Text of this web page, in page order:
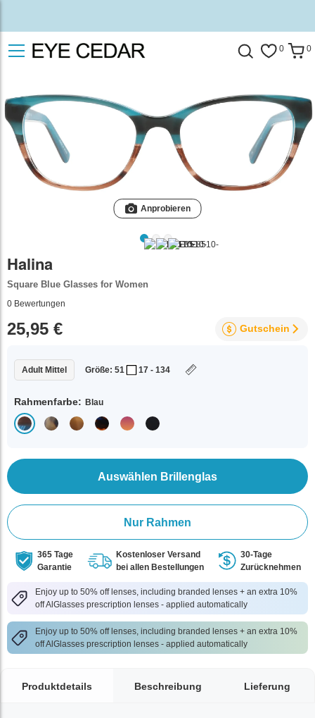
0 0
Anprobieren
Halina
Square Blue Glasses for Women
0 Bewertungen
25,95 € Gutschein
Adult Mittel Größe: 51 17 - 134
Rahmenfarbe: Blau
Auswählen Brillenglas
Nur Rahmen
365 Tage
Garantie
Kostenloser Versand
bei allen Bestellungen
30-Tage
Zurücknehmen
Enjoy up to 50% off lenses, including branded lenses + an extra 10%
off AlGlasses prescription lenses - applied automatically
Enjoy up to 50% off lenses, including branded lenses + an extra 10%
off AlGlasses prescription lenses - applied automatically
Produktdetails Beschreibung Lieferung